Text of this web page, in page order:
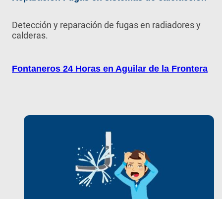
Detección y reparación de fugas en radiadores y
calderas.
Fontaneros 24 Horas en Aguilar de la Frontera